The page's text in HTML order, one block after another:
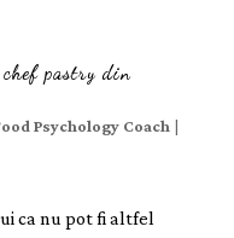
pastry din
Psychology Coach |
ca nu pot fi altfel